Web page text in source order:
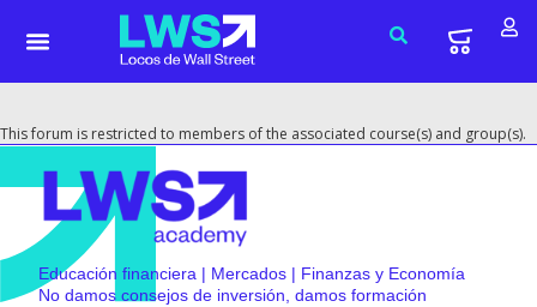
This forum is restricted to members of the associated course(s) and group(s).
Educación financiera | Mercados | Finanzas y Economía
No damos consejos de inversión, damos formación